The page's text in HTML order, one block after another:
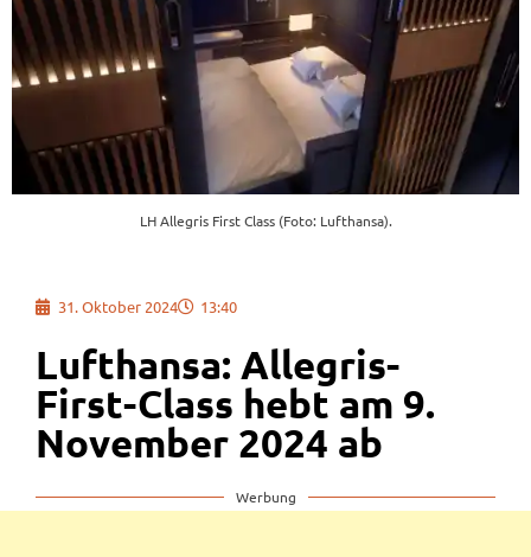
LH Allegris First Class (Foto: Lufthansa).
31. Oktober 2024 13:40
Lufthansa: Allegris-
First-Class hebt am 9.
November 2024 ab
Werbung